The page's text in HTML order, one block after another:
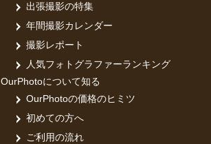
出張撮影の特集
年間撮影カレンダー
撮影レポート
人気フォトグラファーランキング
OurPhotoについて知る
OurPhotoの価格のヒミツ
初めての方へ
ご利用の流れ